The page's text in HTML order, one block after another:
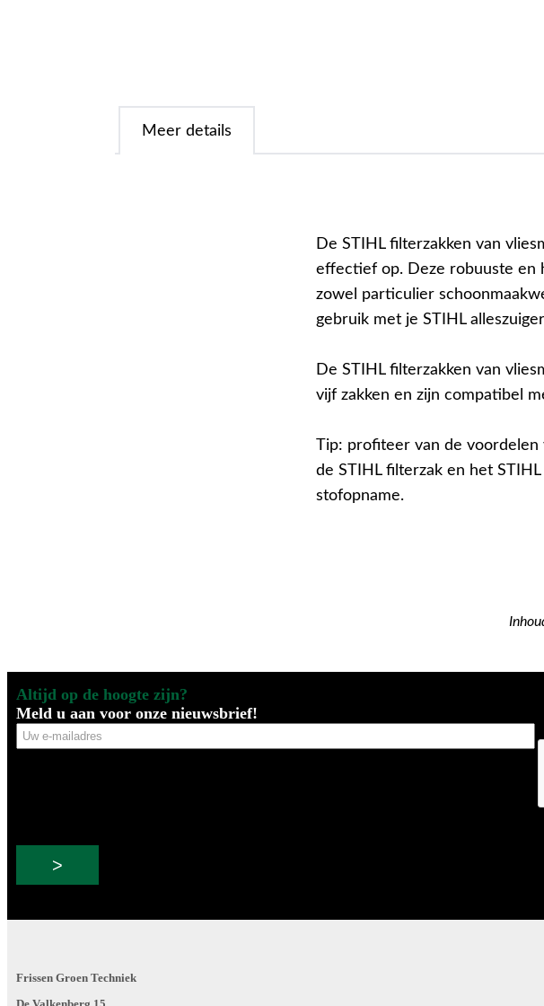
Meer details
De STIHL filterzakken van
effectief op. Deze robuuste en
zowel particulier
gebruik met je STIHL
De STIHL filterzakken van
vijf zakken en zijn compatibel
Tip: profiteer van de
de STIHL filterzak en het
stofopname.
Altijd op de hoogte zijn?
Meld u aan voor onze nieuwsbrief!
Uw
e-
Frissen Groen Techniek